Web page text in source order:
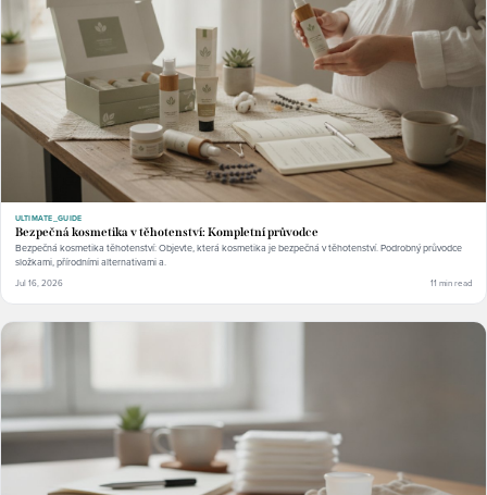
ULTIMATE_GUIDE
Bezpečná kosmetika v těhotenství: Kompletní průvodce
Bezpečná kosmetika těhotenství: Objevte, která kosmetika je bezpečná v těhotenství. Podrobný průvodce
složkami, přírodními alternativami a.
Jul 16, 2026 11 min read